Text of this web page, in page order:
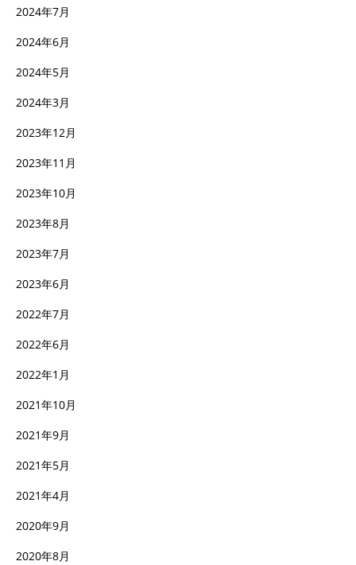
2024年7月
2024年6月
2024年5月
2024年3月
2023年12月
2023年11月
2023年10月
2023年8月
2023年7月
2023年6月
2022年7月
2022年6月
2022年1月
2021年10月
2021年9月
2021年5月
2021年4月
2020年9月
2020年8月